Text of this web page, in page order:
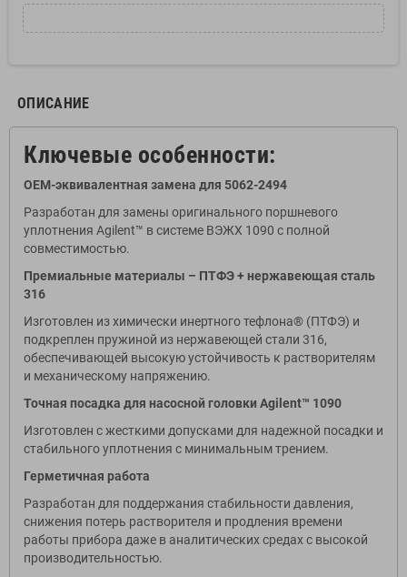
ОПИСАНИЕ
Ключевые особенности:
OEM-эквивалентная замена для 5062-2494
Разработан для замены оригинального поршневого
уплотнения Agilent™ в системе ВЭЖХ 1090 с полной
совместимостью.
Премиальные материалы – ПТФЭ + нержавеющая сталь
316
Изготовлен из химически инертного тефлона® (ПТФЭ) и
подкреплен пружиной из нержавеющей стали 316,
обеспечивающей высокую устойчивость к растворителям
и механическому напряжению.
Точная посадка для насосной головки Agilent™ 1090
Изготовлен с жесткими допусками для надежной посадки и
стабильного уплотнения с минимальным трением.
Герметичная работа
Разработан для поддержания стабильности давления,
снижения потерь растворителя и продления времени
работы прибора даже в аналитических средах с высокой
производительностью.